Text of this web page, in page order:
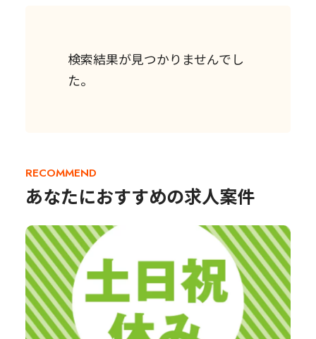
検索結果が見つかりませんでし
た。
RECOMMEND
あなたにおすすめの求人案件